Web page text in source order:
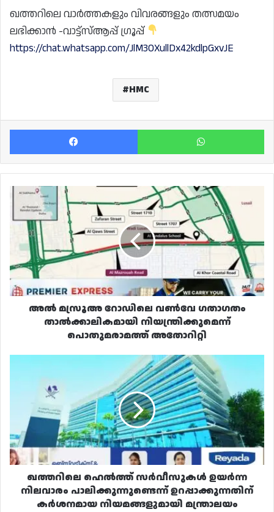
ഖത്തറിലെ വാർത്തകളും വിവരങ്ങളും തത്സമയം
ലഭിക്കാൻ -വാട്ട്സ്ആപ്പ് ഗ്രൂപ്പ്
https://chat.whatsapp.com/JlM3OXullDx42kdlpGxvJE
HMC
Facebook
അൽ
മസ്രൂഅ
റോഡിലെ
വൺവേ
ഗതാഗതം
താൽക്കാലികമായി
നിയന്ത്രിക്കുമെന്ന്
പൊതുമരാമത്ത്
അതോറിറ്റി
അൽ മസ്രൂഅ റോഡിലെ വൺവേ ഗതാഗതം
താൽക്കാലികമായി നിയന്ത്രിക്കുമെന്ന്
പൊതുമരാമത്ത് അതോറിറ്റി
സർവീസുകൾ
നിലവാരം
പാലിക്കുന്നുണ്ടെന്ന്
ഉറപ്പാക്കുന്നതിന്
കർശനമായ
നിയമങ്ങളുമായി
മന്ത്രാലയം
ഖത്തറിലെ ഹെൽത്ത് സർവീസുകൾ ഉയർന്ന
നിലവാരം പാലിക്കുന്നുണ്ടെന്ന് ഉറപ്പാക്കുന്നതിന്
കർശനമായ നിയമങ്ങളുമായി മന്ത്രാലയം